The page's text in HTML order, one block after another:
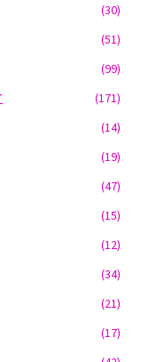
(30)
(51)
(99)
(171)
(14)
(19)
(47)
(15)
(12)
(34)
(21)
(17)